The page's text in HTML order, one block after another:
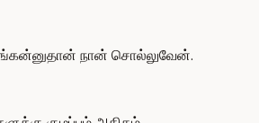
நான் சொல்லுவேன்.